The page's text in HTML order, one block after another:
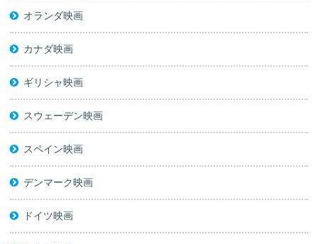
オランダ映画
カナダ映画
ギリシャ映画
スウェーデン映画
スペイン映画
デンマーク映画
ドイツ映画